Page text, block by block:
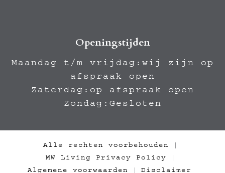
Openingstijden
Maandag t/m vrijdag:wij zijn op
afspraak open
Zaterdag:op afspraak open
Zondag:Gesloten
Alle rechten voorbehouden
MW Living Privacy Policy
Algemene voorwaarden Disclaimer